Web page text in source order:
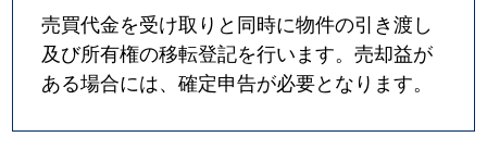
売買代金を受け取りと同時に物件の引き渡し
及び所有権の移転登記を行います。売却益が
ある場合には、確定申告が必要となります。